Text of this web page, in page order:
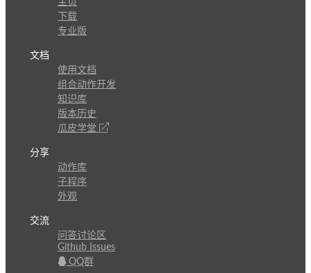
下载
专业版
文档
使用文档
组合动作开发
知识库
版本历史
瓜皮学堂
分享
动作库
子程序
外观
交流
问答讨论区
Github Issues
QQ群